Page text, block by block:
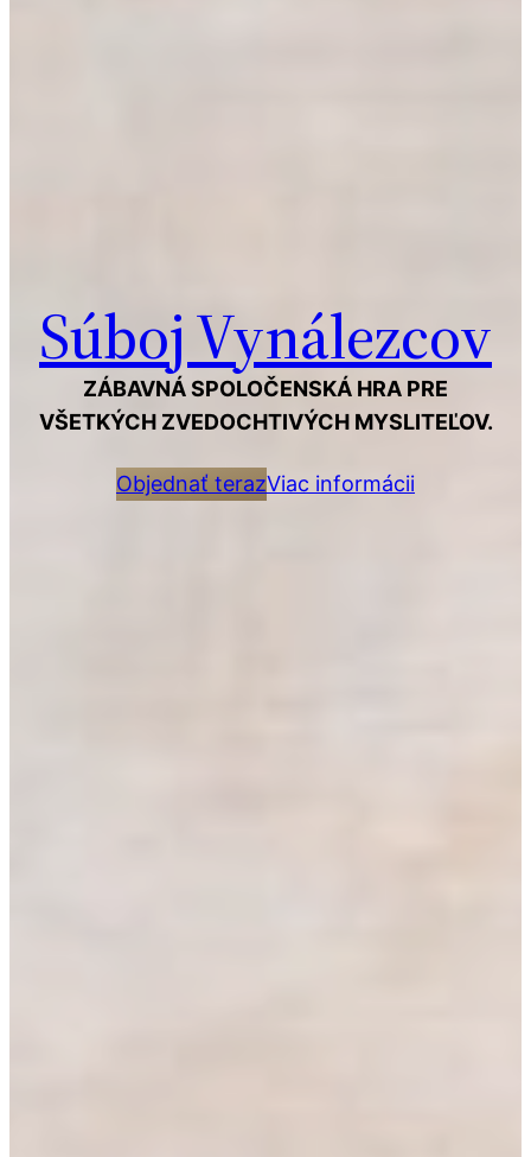
Súboj Vynálezcov
ZÁBAVNÁ SPOLOČENSKÁ HRA PRE
VŠETKÝCH ZVEDOCHTIVÝCH MYSLITEĽOV.
Objednať terazViac informácii